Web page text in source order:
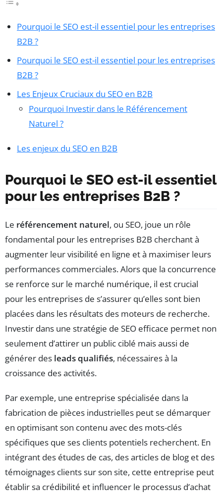
Pourquoi le SEO est-il essentiel pour les entreprises
B2B ?
Pourquoi le SEO est-il essentiel pour les entreprises
B2B ?
Les Enjeux Cruciaux du SEO en B2B
Pourquoi Investir dans le Référencement
Naturel ?
Les enjeux du SEO en B2B
Pourquoi le SEO est-il essentiel
pour les entreprises B2B ?
Le référencement naturel, ou SEO, joue un rôle
fondamental pour les entreprises B2B cherchant à
augmenter leur visibilité en ligne et à maximiser leurs
performances commerciales. Alors que la concurrence
se renforce sur le marché numérique, il est crucial
pour les entreprises de s’assurer qu’elles sont bien
placées dans les résultats des moteurs de recherche.
Investir dans une stratégie de SEO efficace permet non
seulement d’attirer un public ciblé mais aussi de
générer des leads qualifiés, nécessaires à la
croissance des activités.
Par exemple, une entreprise spécialisée dans la
fabrication de pièces industrielles peut se démarquer
en optimisant son contenu avec des mots-clés
spécifiques que ses clients potentiels recherchent. En
intégrant des études de cas, des articles de blog et des
témoignages clients sur son site, cette entreprise peut
établir sa crédibilité et influencer le processus d’achat